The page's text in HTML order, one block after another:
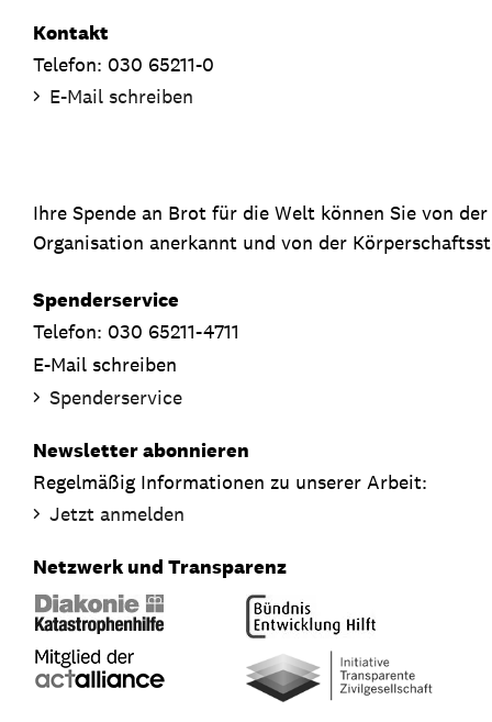
Kontakt
Telefon: 030 65211-0
E-Mail schreiben
Ihre Spende an Brot für die Welt können Sie von
Organisation anerkannt und von der
Spenderservice
Telefon: 030 65211-4711
E-Mail schreiben
Spenderservice
Newsletter abonnieren
Regelmäßig Informationen zu unserer Arbeit:
Jetzt anmelden
Netzwerk und Transparenz